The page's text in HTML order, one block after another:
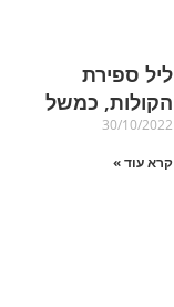
ליל ספירת
הקולות, כמשל
30/10/2022
קרא עוד »